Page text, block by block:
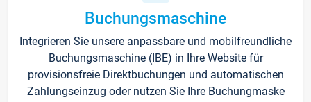
Buchungsmaschine
Integrieren Sie unsere anpassbare und mobilfreundliche
Buchungsmaschine (IBE) in Ihre Website für
provisionsfreie Direktbuchungen und automatischen
Zahlungseinzug oder nutzen Sie Ihre Buchungmaske